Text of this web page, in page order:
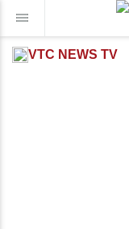
VTC NEWS TV